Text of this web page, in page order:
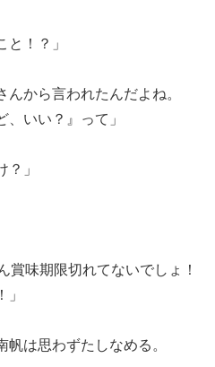
と！？」
んから言われたんだよね。
、いい？』って」
」
賞味期限切れてないでしょ！
は思わずたしなめる。